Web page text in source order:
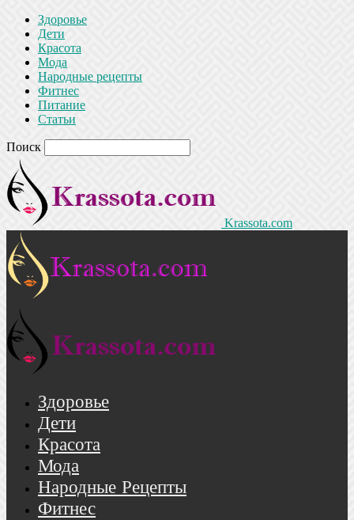
Здоровье
Дети
Красота
Мода
Народные рецепты
Фитнес
Питание
Статьи
Поиск
Krassota.com
Здоровье
Дети
Красота
Мода
Народные Рецепты
Фитнес